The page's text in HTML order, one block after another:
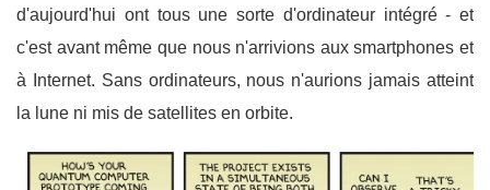
d'aujourd'hui ont tous une sorte d'ordinateur intégré - et
c'est avant même que nous n'arrivions aux smartphones et
à Internet. Sans ordinateurs, nous n'aurions jamais atteint
la lune ni mis de satellites en orbite.